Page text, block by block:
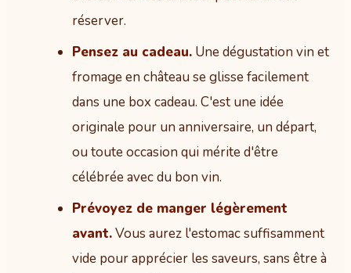
réserver.
Pensez au cadeau. Une dégustation vin et
fromage en château se glisse facilement
dans une box cadeau. C'est une idée
originale pour un anniversaire, un départ,
ou toute occasion qui mérite d'être
célébrée avec du bon vin.
Prévoyez de manger légèrement
avant.Vous aurez l'estomac suffisamment
vide pour apprécier les saveurs, sans être à